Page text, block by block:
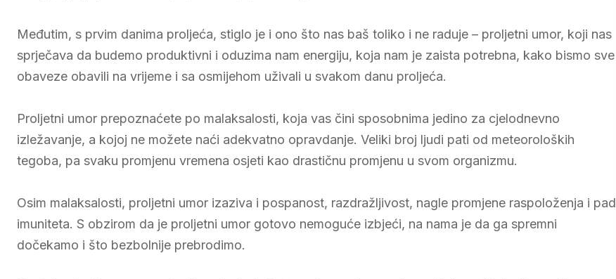
Međutim, s prvim danima proljeća, stiglo je i ono što nas baš toliko i ne raduje – proljetni umor, koji nas
sprječava da budemo produktivni i oduzima nam energiju, koja nam je zaista potrebna, kako bismo sve
obaveze obavili na vrijeme i sa osmijehom uživali u svakom danu proljeća.
Proljetni umor prepoznaćete po malaksalosti, koja vas čini sposobnima jedino za cjelodnevno
izležavanje, a kojoj ne možete naći adekvatno opravdanje. Veliki broj ljudi pati od meteoroloških
tegoba, pa svaku promjenu vremena osjeti kao drastičnu promjenu u svom organizmu.
Osim malaksalosti, proljetni umor izaziva i pospanost, razdražljivost, nagle promjene raspoloženja i pad
imuniteta. S obzirom da je proljetni umor gotovo nemoguće izbjeći, na nama je da ga spremni
dočekamo i što bezbolnije prebrodimo.